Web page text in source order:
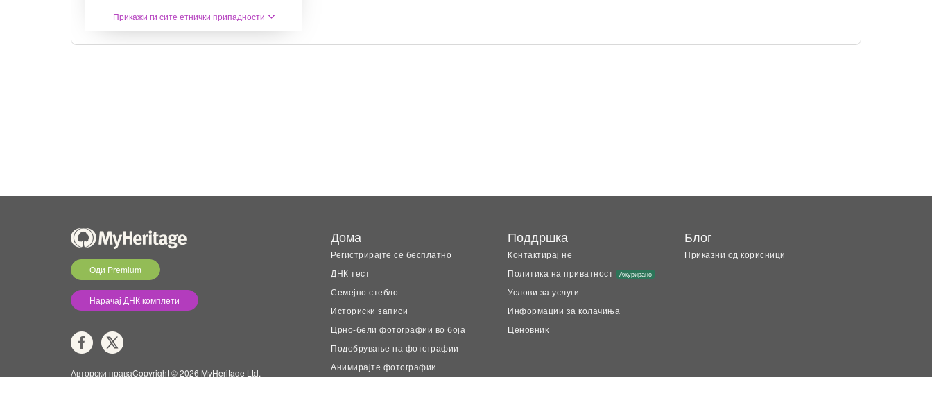
Прикажи ги сите етнички припадности
Оди Premium
Нарачај ДНК комплети
Авторски праваCopyright © 2026 MyHeritage Ltd.
Дома
Регистрирајте се бесплатно
ДНК тест
Семејно стебло
Историски записи
Црно-бели фотографии во боја
Подобрување на фотографии
Анимирајте фотографии
Поддршка
Контактирај не
Политика на приватност
Ажурирано
Услови за услуги
Информации за колачиња
Ценовник
Блог
Приказни од корисници